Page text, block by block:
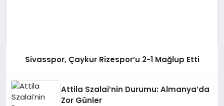
Sivasspor, Çaykur Rizespor’u 2-1 Mağlup Etti
Attila Szalai’nin Durumu: Almanya’da
Zor Günler